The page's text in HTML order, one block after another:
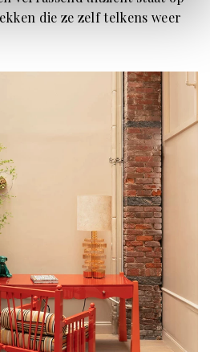
die ze zelf telkens weer